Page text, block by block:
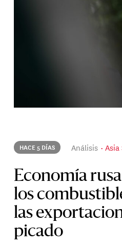
HACE 5 DÍAS Análisis
Economía
los
las
picado